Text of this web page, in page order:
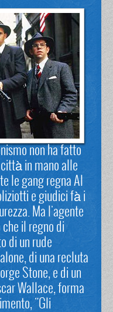
non ha fatto
in mano alle
le gang regna Al
e giudici fà i
Ma l'agente
il regno di
di un rude
di una recluta
Stone, e di un
Wallace, forma
"Gli